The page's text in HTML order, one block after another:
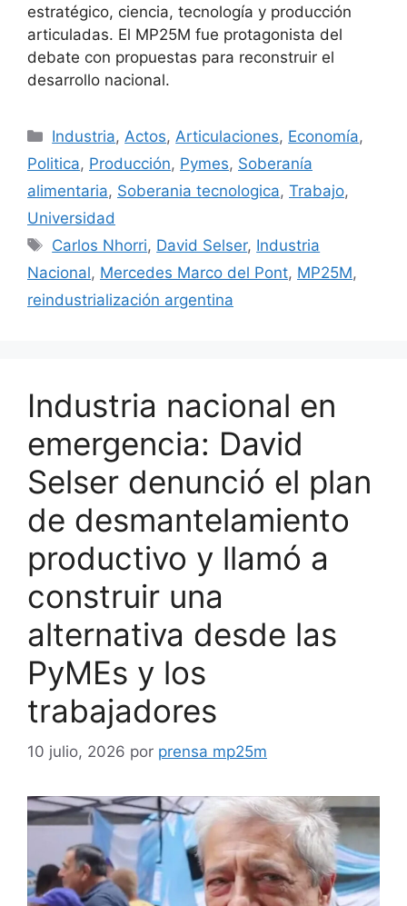
estratégico, ciencia, tecnología y producción
articuladas. El MP25M fue protagonista del
debate con propuestas para reconstruir el
desarrollo nacional.
Industria,Actos,Articulaciones, Economía,
Politica, Producción, Pymes, Soberanía
alimentaria, Soberania tecnologica, Trabajo,
Universidad
Carlos Nhorri, David Selser, Industria
Nacional, Mercedes Marco del Pont, MP25M,
reindustrialización argentina
Industria nacional en
emergencia: David
Selser denunció el plan
de desmantelamiento
productivo y llamó a
construir una
alternativa desde las
PyMEs y los
trabajadores
10 julio, 2026 por prensa mp25m